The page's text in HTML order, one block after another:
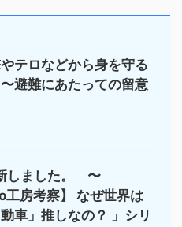
テロなどから身を守る
避難にあたっての留意
しました。 〜
工房考察】 なぜ世界は
動車」推しなの？ 」シリ